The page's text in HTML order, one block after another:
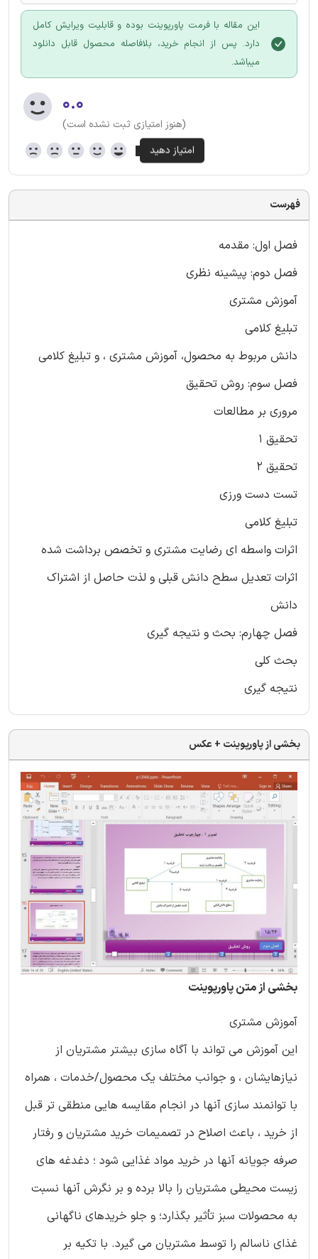
این مقاله با فرمت پاورپوینت بوده و قابلیت ویرایش کامل
دارد. پس از انجام خرید، بلافاصله محصول قابل دانلود
میباشد.
۰.۰
(هنوز امتیازی ثبت نشده است)
فهرست
فصل اول: مقدمه
فصل دوم: پیشینه نظری
آموزش مشتری
تبلیغ کلامی
دانش مربوط به محصول، آموزش مشتری ، و تبلیغ کلامی
فصل سوم: روش تحقیق
مروری بر مطالعات
تحقیق 1
تحقیق 2
تست دست ورزی
تبلیغ کلامی
اثرات واسطه ای رضایت مشتری و تخصص برداشت شده
اثرات تعدیل سطح دانش قبلی و لذت حاصل از اشتراک
دانش
فصل چهارم: بحث و نتیجه گیری
بحث کلی
نتیجه گیری
بخشی از پاورپوینت + عکس
بخشی از متن پاورپوینت
آموزش مشتری
این آموزش می تواند با آگاه سازی بیشتر مشتریان از
نیازهایشان ، و جوانب مختلف یک محصول/خدمات ، همراه
با توانمند سازی آنها در انجام مقایسه هایی منطقی تر قبل
از خرید ، باعث اصلاح در تصمیمات خرید مشتریان و رفتار
صرفه جویانه آنها در خرید مواد غذایی شود ؛ دغدغه های
زیست محیطی مشتریان را بالا برده و بر نگرش آنها نسبت
به محصولات سبز تأثیر بگذارد؛ و جلو خریدهای ناگهانی
غذای ناسالم را توسط مشتریان می گیرد. با تکیه بر